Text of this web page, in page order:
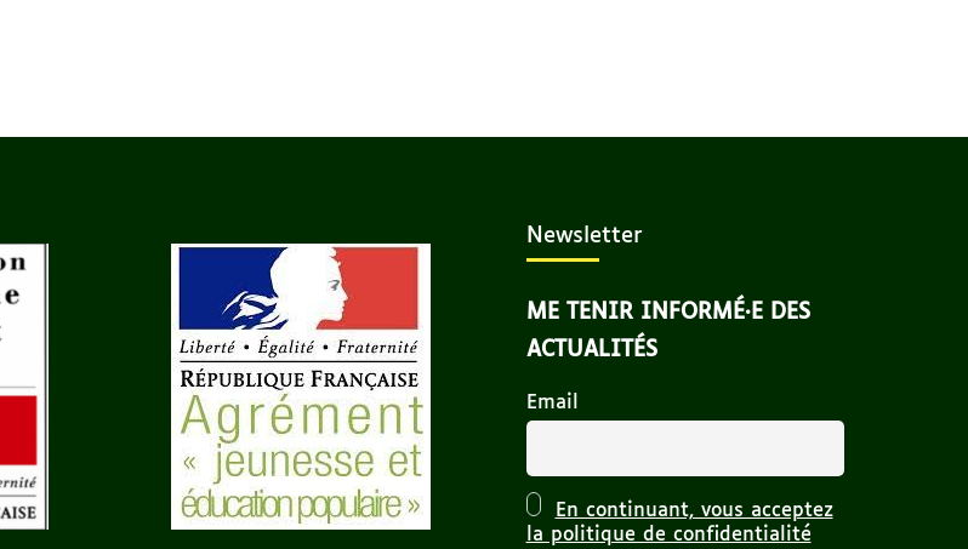
Newsletter
ME TENIR INFORMÉ·E DES
ACTUALITÉS
Email
En continuant, vous acceptez
la politique de confidentialité